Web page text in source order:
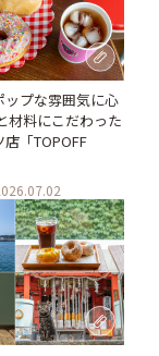
プな雰囲気に心
材料にこだわった
「TOPOFF